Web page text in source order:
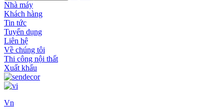
Nhà máy
Khách hàng
Tin tức
Tuyển dụng
Liên hệ
Về chúng tôi
Thi công nội thất
Xuất khẩu
Vn